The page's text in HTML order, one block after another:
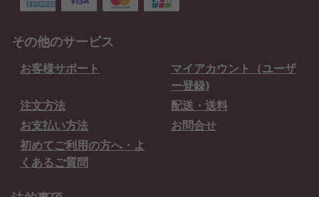
その他のサービス
お客様サポート
マイアカウント（ユーザ
ー登録)
注文方法
配送・送料
お支払い方法
お問合せ
初めてご利用の方へ・よ
くあるご質問